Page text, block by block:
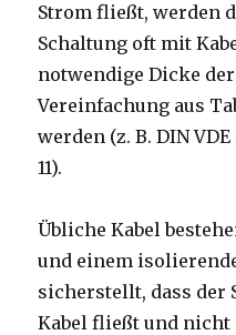
Strom fließt, werden
Schaltung oft mit
notwendige Dicke
Vereinfachung aus
werden (z. B. DIN
11).
Übliche Kabel
und einem
sicherstellt, dass der
Kabel fließt und nicht